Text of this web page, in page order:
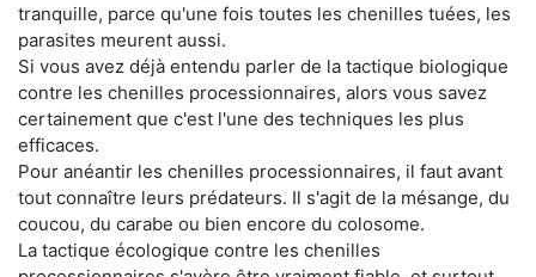
tranquille, parce qu'une fois toutes les chenilles tuées, les
parasites meurent aussi.
Si vous avez déjà entendu parler de la tactique biologique
contre les chenilles processionnaires, alors vous savez
certainement que c'est l'une des techniques les plus
efficaces.
Pour anéantir les chenilles processionnaires, il faut avant
tout connaître leurs prédateurs. Il s'agit de la mésange, du
coucou, du carabe ou bien encore du colosome.
La tactique écologique contre les chenilles